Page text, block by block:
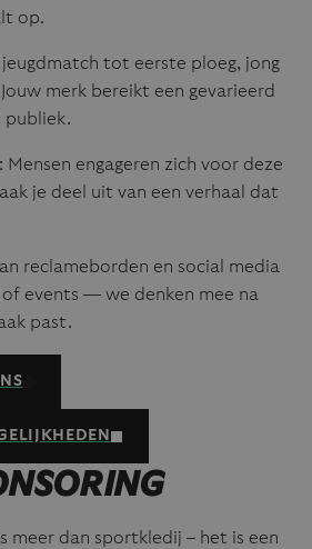
op.
jeugdmatch tot eerste ploeg, jong
merk bereikt een gevarieerd
publiek.
: Mensen engageren zich voor deze
je deel uit van een verhaal dat
reclameborden en social media
events — we denken mee na
past.
meer dan sportkledij – het is een